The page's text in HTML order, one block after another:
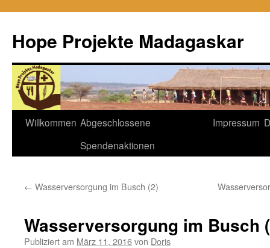
Hope Projekte Madagaskar
Zum
Willkommen Abgeschlossene
Spendenaktionen
Impressum
← Wasserversorgung im Busch (2)
Wasserversorgung im Busch
Publiziert am März 11, 2016von Doris